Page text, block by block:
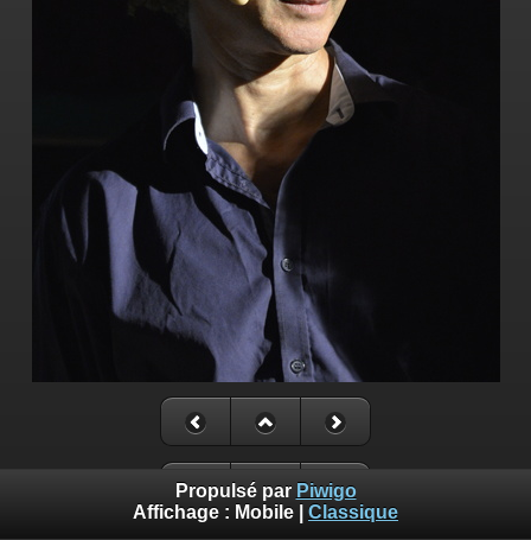
Propulsé par Piwigo
Affichage : Mobile Classique